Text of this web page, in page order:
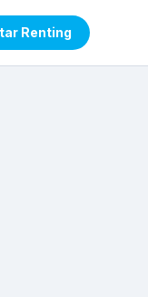
Renting